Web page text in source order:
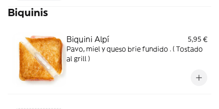
Biquinis
Biquini Alpí
5,95 €
Pavo, miel y queso brie fundido . ( Tostado
al grill )